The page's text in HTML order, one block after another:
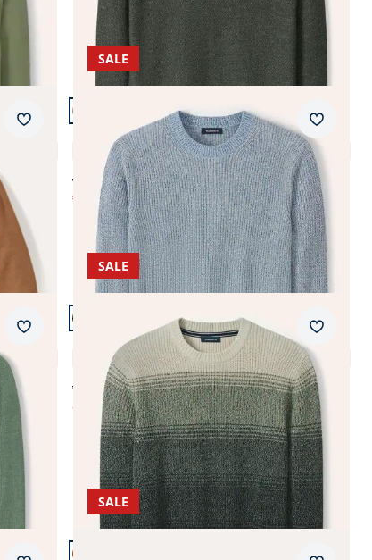
Merkzettel
Artikel 8 von 24.
SALE
Mouline Pullover
4,9 (8)
ab € 89,99
€ 24,99 (-72%)
Merkzettel
Artikel 12 von 24.
SALE
Degradee Pullover
4,5 (13)
ab € 99,99
ab € 54,99 (-45%)
Artikel 16 von 24.
SALE